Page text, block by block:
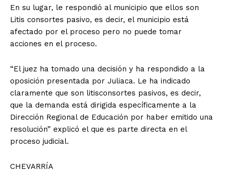
En su lugar, le respondió al municipio que ellos son
Litis consortes pasivo, es decir, el municipio está
afectado por el proceso pero no puede tomar
acciones en el proceso.
“El juez ha tomado una decisión y ha respondido a la
oposición presentada por Juliaca. Le ha indicado
claramente que son litisconsortes pasivos, es decir,
que la demanda está dirigida específicamente a la
Dirección Regional de Educación por haber emitido una
resolución” explicó el que es parte directa en el
proceso judicial.
CHEVARRÍA